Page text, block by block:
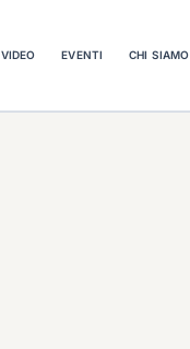
VIDEO EVENTI CHI SIAMO